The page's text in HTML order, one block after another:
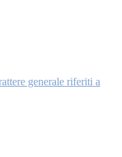
generale riferiti a